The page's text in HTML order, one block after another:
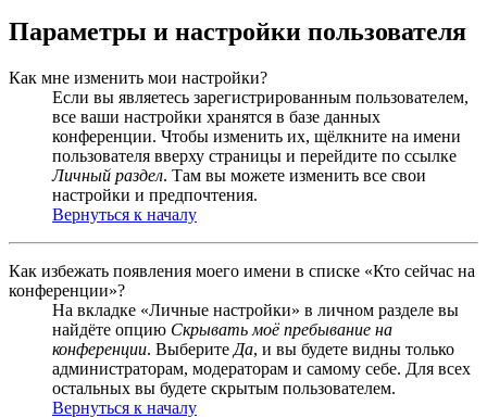
Параметры и настройки пользователя
Как мне изменить мои настройки?
Если вы являетесь зарегистрированным пользователем,
все ваши настройки хранятся в базе данных
конференции. Чтобы изменить их, щёлкните на имени
пользователя вверху страницы и перейдите по ссылке
Личный раздел. Там вы можете изменить все свои
настройки и предпочтения.
Вернуться к началу
Как избежать появления моего имени в списке «Кто сейчас на
конференции»?
На вкладке «Личные настройки» в личном разделе вы
найдёте опцию Скрывать моё пребывание на
конференции. Выберите Да, и вы будете видны только
администраторам, модераторам и самому себе. Для всех
остальных вы будете скрытым пользователем.
Вернуться к началу